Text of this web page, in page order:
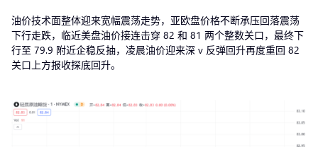
油价技术面整体迎来宽幅震荡走势，亚欧盘价格不断承压回落震荡
下行走跌，临近美盘油价接连击穿 82 和 81 两个整数关口，最终下
行至 79.9 附近企稳反抽，凌晨油价迎来深 v 反弹回升再度重回 82
关口上方报收探底回升。